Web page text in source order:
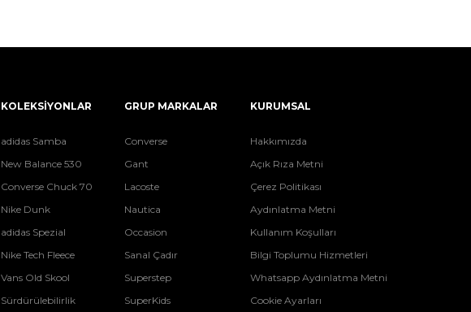
KOLEKSİYONLAR
adidas Samba
New Balance 530
Converse Chuck 70
Nike Dunk
adidas Spezial
Nike Tech Fleece
Vans Old Skool
Sürdürülebilirlik
GRUP MARKALAR
Converse
Gant
Lacoste
Nautica
Occasion
Sanal Çadır
Superstep
SuperKids
KURUMSAL
Hakkımızda
Açık Rıza Metni
Çerez Politikası
Aydınlatma Metni
Kullanım Koşulları
Bilgi Toplumu Hizmetleri
Whatsapp Aydınlatma Metni
Cookie Ayarları